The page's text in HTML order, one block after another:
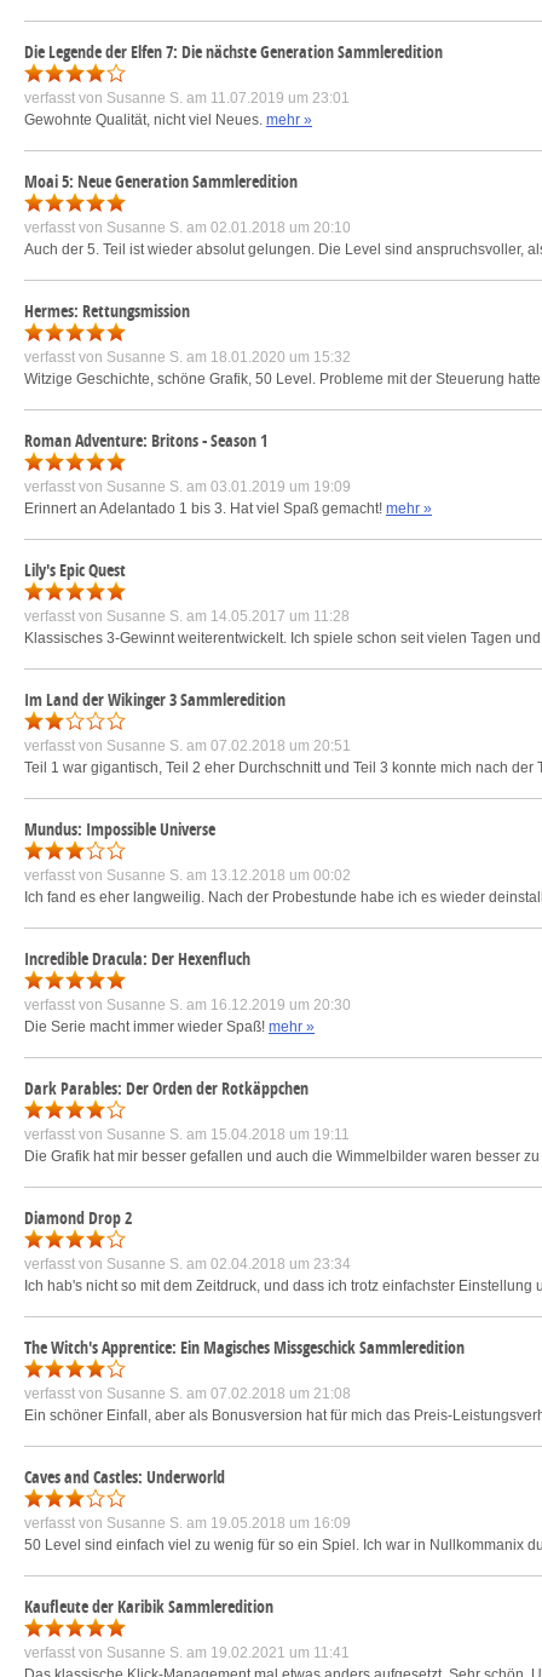
Die Legende der Elfen 7: Die nächste Generation Sammleredition
verfasst von Susanne S. am 11.07.2019 um 23:01
Gewohnte Qualität, nicht viel Neues. mehr »
Moai 5: Neue Generation Sammleredition
verfasst von Susanne S. am 02.01.2018 um 20:10
Auch der 5. Teil ist wieder absolut gelungen. Die Level sind anspruchsvoller,
Hermes: Rettungsmission
verfasst von Susanne S. am 18.01.2020 um 15:32
Witzige Geschichte, schöne Grafik, 50 Level. Probleme mit der Steuerung
Roman Adventure: Britons - Season 1
verfasst von Susanne S. am 03.01.2019 um 19:09
Erinnert an Adelantado 1 bis 3. Hat viel Spaß gemacht! mehr »
Lily's Epic Quest
verfasst von Susanne S. am 14.05.2017 um 11:28
Klassisches 3-Gewinnt weiterentwickelt. Ich spiele schon seit vielen Tagen
Im Land der Wikinger 3 Sammleredition
verfasst von Susanne S. am 07.02.2018 um 20:51
Teil 1 war gigantisch, Teil 2 eher Durchschnitt und Teil 3 konnte mich nach
Mundus: Impossible Universe
verfasst von Susanne S. am 13.12.2018 um 00:02
Ich fand es eher langweilig. Nach der Probestunde habe ich es wieder
Incredible Dracula: Der Hexenfluch
verfasst von Susanne S. am 16.12.2019 um 20:30
Die Serie macht immer wieder Spaß! mehr »
Dark Parables: Der Orden der Rotkäppchen
verfasst von Susanne S. am 15.04.2018 um 19:11
Die Grafik hat mir besser gefallen und auch die Wimmelbilder waren besser
Diamond Drop 2
verfasst von Susanne S. am 02.04.2018 um 23:34
Ich hab's nicht so mit dem Zeitdruck, und dass ich trotz einfachster
The Witch's Apprentice: Ein Magisches Missgeschick Sammleredition
verfasst von Susanne S. am 07.02.2018 um 21:08
Ein schöner Einfall, aber als Bonusversion hat für mich das Preis-
Caves and Castles: Underworld
verfasst von Susanne S. am 19.05.2018 um 16:09
50 Level sind einfach viel zu wenig für so ein Spiel. Ich war in Nullkommanix
Kaufleute der Karibik Sammleredition
verfasst von Susanne S. am 19.02.2021 um 11:41